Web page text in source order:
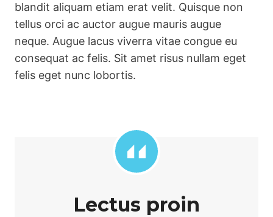
blandit aliquam etiam erat velit. Quisque non
tellus orci ac auctor augue mauris augue
neque. Augue lacus viverra vitae congue eu
consequat ac felis. Sit amet risus nullam eget
felis eget nunc lobortis.
Lectus proin